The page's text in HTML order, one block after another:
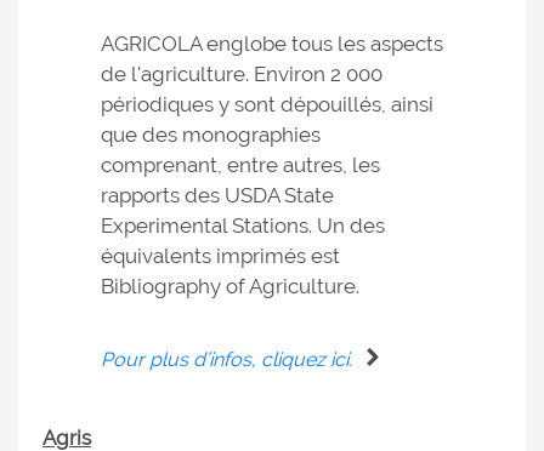
AGRICOLA englobe tous les aspects
de l'agriculture. Environ 2 000
périodiques y sont dépouillés, ainsi
que des monographies
comprenant, entre autres, les
rapports des USDA State
Experimental Stations. Un des
équivalents imprimés est
Bibliography of Agriculture.
Pour plus d’infos, cliquez ici.
Agris